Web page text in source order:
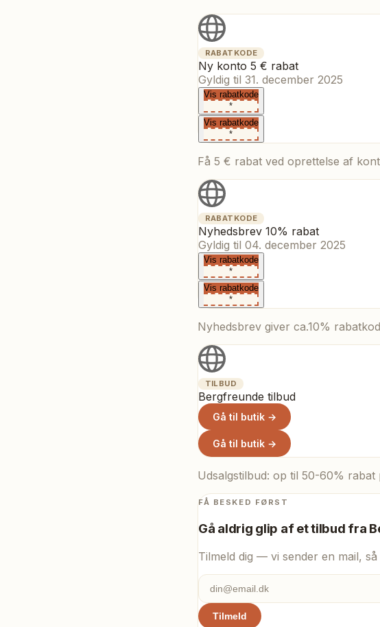
RABATKODE
Ny konto 5 € rabat
Gyldig til 31. december 2025
Vis rabatkode
*
Vis rabatkode
*
Få 5 € rabat ved oprettelse af
RABATKODE
Nyhedsbrev 10% rabat
Gyldig til 04. december 2025
Vis rabatkode
*
Vis rabatkode
*
Nyhedsbrev giver ca.10%
TILBUD
Bergfreunde tilbud
Gå til butik →
Gå til butik →
Udsalgstilbud: op til 50-60%
FÅ BESKED FØRST
Gå aldrig glip af et tilbud fra
Tilmeld dig — vi sender en mail,
Tilmeld